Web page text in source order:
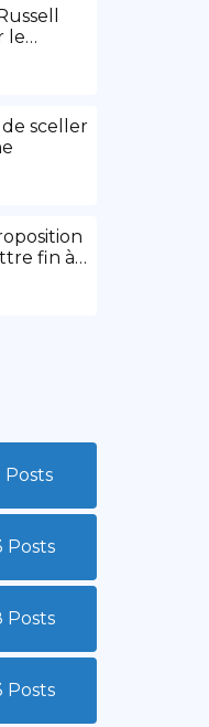
le
sceller
fin à
de
Posts
Posts
Posts
Posts